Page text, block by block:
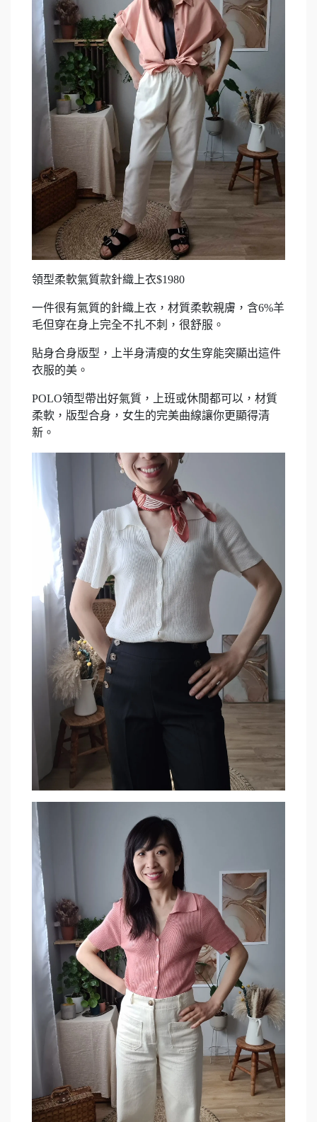
領型柔軟氣質款針織上衣$1980
一件很有氣質的針織上衣，材質柔軟親膚，含6%羊
毛但穿在身上完全不扎不刺，很舒服。
貼身合身版型，上半身清瘦的女生穿能突顯出這件
衣服的美。
POLO領型帶出好氣質，上班或休閒都可以，材質
柔軟，版型合身，女生的完美曲線讓你更顯得清
新。